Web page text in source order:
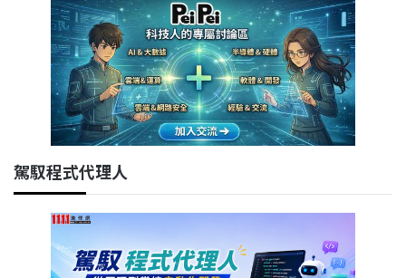
駕馭程式代理人